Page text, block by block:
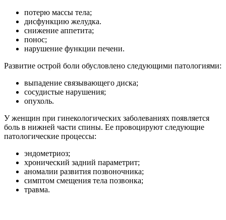
потерю массы тела;
дисфункцию желудка.
снижение аппетита;
понос;
нарушение функции печени.
Развитие острой боли обусловлено следующими патологиями:
выпадение связывающего диска;
сосудистые нарушения;
опухоль.
У женщин при гинекологических заболеваниях появляется
боль в нижней части спины. Ее провоцируют следующие
патологические процессы:
эндометриоз;
хронический задний параметрит;
аномалии развития позвоночника;
симптом смещения тела позвонка;
травма.